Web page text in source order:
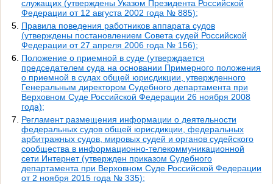
служащих (утверждены Указом Президента Российской
Федерации от 12 августа 2002 года № 885);
Правила поведения работников аппарата судов
(утверждены постановлением Совета судей Российской
Федерации от 27 апреля 2006 года № 156);
Положение о приемной в суде (утверждается
председателем суда на основании Примерного положения
о приемной в судах общей юрисдикции, утвержденного
Генеральным директором Судебного департамента при
Верховном Суде Российской Федерации 26 ноября 2008
года);
Регламент размещения информации о деятельности
федеральных судов общей юрисдикции, федеральных
арбитражных судов, мировых судей и органов судейского
сообщества в информационно-телекоммуникационной
сети Интернет (утвержден приказом Судебного
департамента при Верховном Суде Российской Федерации
от 2 ноября 2015 года № 335);